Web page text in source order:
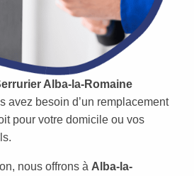
Alba-la-Romaine
avez besoin d’un remplacement
pour votre domicile ou vos
nous offrons à Alba-la-